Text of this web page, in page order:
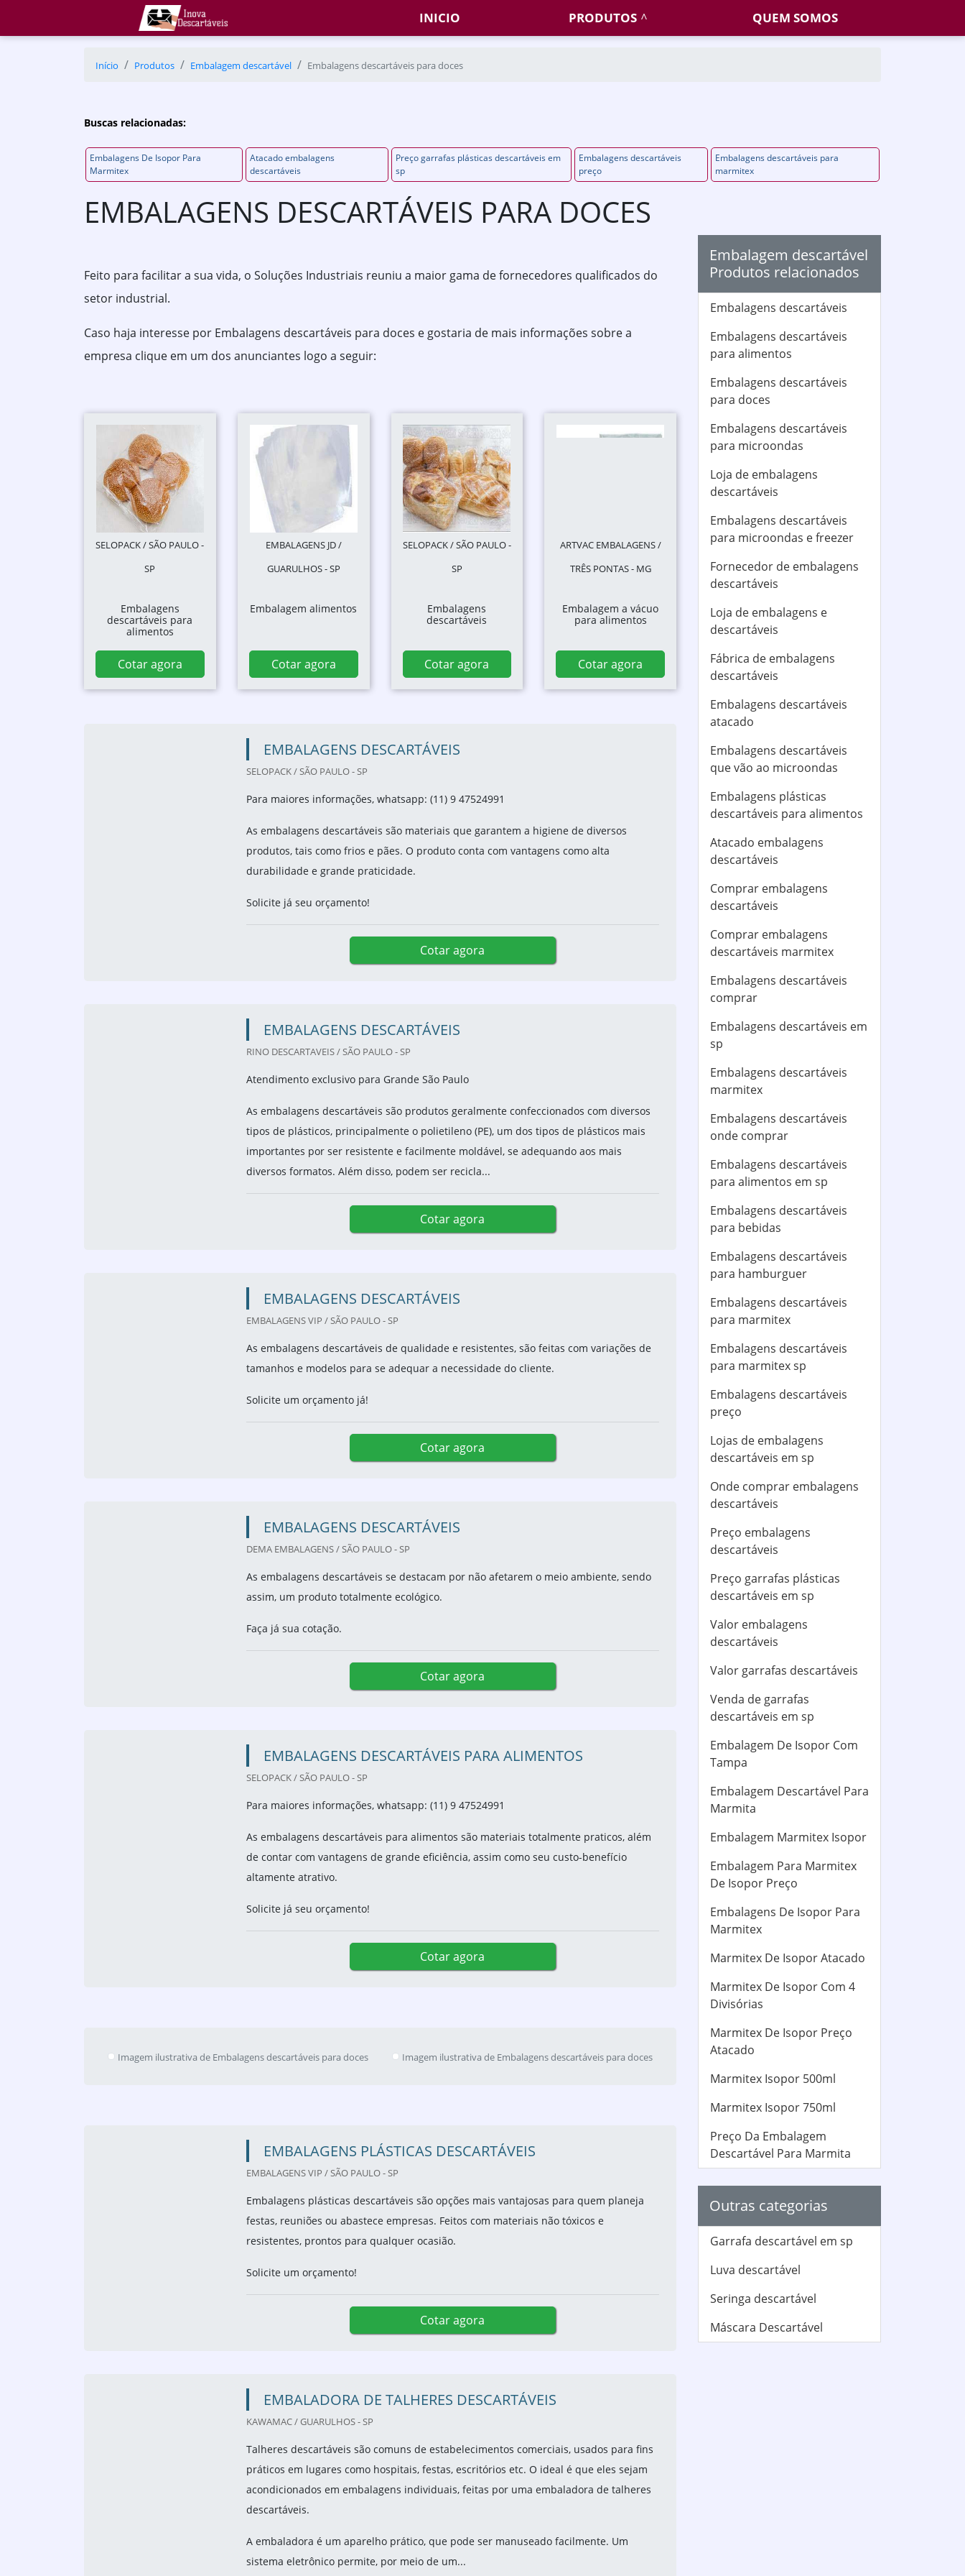
INICIO PRODUTOS QUEM SOMOS
Início Produtos Embalagem descartável Embalagens descartáveis para doces
Buscas relacionadas:
Embalagens De Isopor Para
Marmitex
Atacado embalagens
descartáveis
Preço garrafas plásticas descartáveis em
sp
Embalagens descartáveis
preço
Embalagens descartáveis para
marmitex
EMBALAGENS DESCARTÁVEIS PARA DOCES
Feito para facilitar a sua vida, o Soluções Industriais reuniu a maior gama de fornecedores qualificados do
setor industrial.
Caso haja interesse por Embalagens descartáveis para doces e gostaria de mais informações sobre a
empresa clique em um dos anunciantes logo a seguir:
SELOPACK / SÃO PAULO -
SP
Embalagens
descartáveis para
alimentos
Cotar agora
EMBALAGENS JD /
GUARULHOS - SP
Embalagem alimentos
Cotar agora
SELOPACK / SÃO PAULO -
SP
Embalagens
descartáveis
Cotar agora
ARTVAC EMBALAGENS /
TRÊS PONTAS - MG
Embalagem a vácuo
para alimentos
Cotar agora
EMBALAGENS DESCARTÁVEIS
SELOPACK / SÃO PAULO - SP
Para maiores informações, whatsapp: (11) 9 47524991
As embalagens descartáveis são materiais que garantem a higiene de diversos
produtos, tais como frios e pães. O produto conta com vantagens como alta
durabilidade e grande praticidade.
Solicite já seu orçamento!
Cotar agora
EMBALAGENS DESCARTÁVEIS
RINO DESCARTAVEIS / SÃO PAULO - SP
Atendimento exclusivo para Grande São Paulo
As embalagens descartáveis são produtos geralmente confeccionados com diversos
tipos de plásticos, principalmente o polietileno (PE), um dos tipos de plásticos mais
importantes por ser resistente e facilmente moldável, se adequando aos mais
diversos formatos. Além disso, podem ser recicla...
Cotar agora
EMBALAGENS DESCARTÁVEIS
EMBALAGENS VIP / SÃO PAULO - SP
As embalagens descartáveis de qualidade e resistentes, são feitas com variações de
tamanhos e modelos para se adequar a necessidade do cliente.
Solicite um orçamento já!
Cotar agora
EMBALAGENS DESCARTÁVEIS
DEMA EMBALAGENS / SÃO PAULO - SP
As embalagens descartáveis se destacam por não afetarem o meio ambiente, sendo
assim, um produto totalmente ecológico.
Faça já sua cotação.
Cotar agora
EMBALAGENS DESCARTÁVEIS PARA ALIMENTOS
SELOPACK / SÃO PAULO - SP
Para maiores informações, whatsapp: (11) 9 47524991
As embalagens descartáveis para alimentos são materiais totalmente praticos, além
de contar com vantagens de grande eficiência, assim como seu custo-benefício
altamente atrativo.
Solicite já seu orçamento!
Cotar agora
Embalagens plásticas descartáveis são opções mais vantajosas para quem planeja
festas, reuniões ou abastece empresas. Feitos com materiais não tóxicos e
resistentes, prontos para qualquer ocasião.
Solicite um orçamento!
Embalagem descartável
Produtos relacionados
Embalagens descartáveis
Embalagens descartáveis
para alimentos
Embalagens descartáveis
para doces
Embalagens descartáveis
para microondas
Loja de embalagens
descartáveis
Embalagens descartáveis
para microondas e freezer
Fornecedor de embalagens
descartáveis
Loja de embalagens e
descartáveis
Fábrica de embalagens
descartáveis
Embalagens descartáveis
atacado
Embalagens descartáveis
que vão ao microondas
Embalagens plásticas
descartáveis para alimentos
Atacado embalagens
descartáveis
Comprar embalagens
descartáveis
Comprar embalagens
descartáveis marmitex
Embalagens descartáveis
comprar
Embalagens descartáveis em
sp
Embalagens descartáveis
marmitex
Embalagens descartáveis
onde comprar
Embalagens descartáveis
para alimentos em sp
Embalagens descartáveis
para bebidas
Embalagens descartáveis
para hamburguer
Embalagens descartáveis
para marmitex
Embalagens descartáveis
para marmitex sp
Embalagens descartáveis
preço
Lojas de embalagens
descartáveis em sp
Onde comprar embalagens
descartáveis
Preço embalagens
descartáveis
Preço garrafas plásticas
descartáveis em sp
Valor embalagens
descartáveis
Valor garrafas descartáveis
Venda de garrafas
descartáveis em sp
Embalagem De Isopor Com
Tampa
Embalagem Descartável Para
Marmita
Embalagem Marmitex Isopor
Embalagem Para Marmitex
De Isopor Preço
Embalagens De Isopor Para
Marmitex
Marmitex De Isopor Atacado
Marmitex De Isopor Com 4
Divisórias
Marmitex De Isopor Preço
Atacado
Marmitex Isopor 500ml
Marmitex Isopor 750ml
Preço Da Embalagem
Descartável Para Marmita
Outras categorias
Garrafa descartável em sp
Luva descartável
Seringa descartável
Máscara Descartável